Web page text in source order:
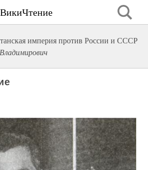
ВикиЧтение
империя против России и СССР